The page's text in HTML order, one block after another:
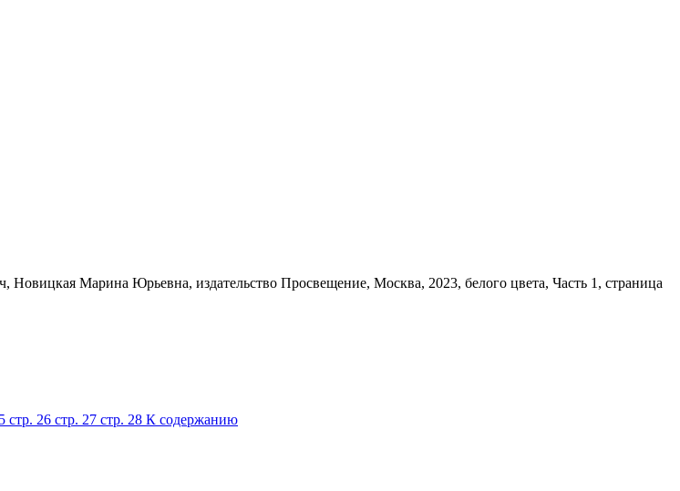
стр. 26 стр. 27 стр. 28 К содержанию